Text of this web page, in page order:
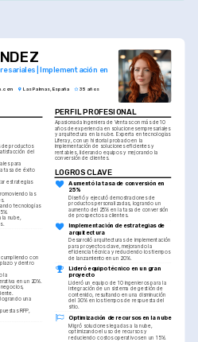
| Implementación en
Las Palmas, España 35 años
de productos
del
para
tasa de éxito
estrategias
las
tecnologías
la nube,
con
y dentro
la
en un 20%.
una
RFP,
PERFIL PROFESIONAL
Apasionada Ingeniera de Ventas con más de 10
años de experiencia en soluciones empresariales
y arquitectura en la nube. Experta en tecnologías
Liferay, con un historial probado en la
implementación de soluciones eficientes y
rentables, liderando equipos y mejorando la
conversión de clientes.
LOGROS CLAVE
Aumentó la tasa de conversión en
25%
Diseñó y ejecutó demostraciones de
productos personalizadas, logrando un
aumento del 25% en la tasa de conversión
de prospectos a clientes.
Implementación de estrategias de
arquitectura
Desarrolló arquitecturas de implementación
para proyectos clave, mejorando la
eficiencia técnica y reduciendo los tiempos
de lanzamiento en un 20%.
Lideró equipo técnico en un gran
proyecto
Lideró un equipo de 10 ingenieros para la
integración de un sistema de gestión de
contenido, resultando en una disminución
del 30% en los tiempos de respuesta del
sitio.
Optimización de recursos en la nube
Migró soluciones legadas a la nube,
optimizando el uso de recursos y
reduciendo costos operativos en un 15%.